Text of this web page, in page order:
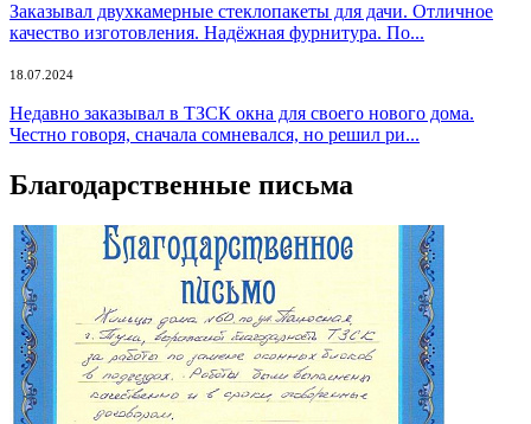
Заказывал двухкамерные стеклопакеты для дачи. Отличное
качество изготовления. Надёжная фурнитура. По...
18.07.2024
Недавно заказывал в ТЗСК окна для своего нового дома.
Честно говоря, сначала сомневался, но решил ри...
Благодарственные письма